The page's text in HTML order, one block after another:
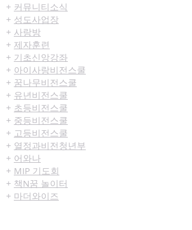
+ 커뮤니티​소식
+ 성도사업장
+ 사랑방
+ 제자훈련
+ 기초신앙강좌
+ 아이사랑비전스쿨
+ 꿈나무비전스쿨
+ 유년비전스쿨
+ 초등비전스쿨
+ 중등비전스쿨
+ 고등비전스쿨
+ 열정과비전청년부
+ 어와나
+ MIP 기도회
+ 책N꿈 놀이터
+ 마더와이즈